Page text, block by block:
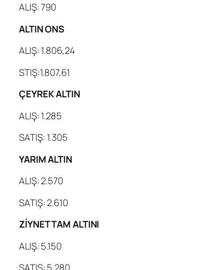
ALIŞ: 790
ALTIN ONS
ALIŞ: 1.806,24
STIŞ:1.807,61
ÇEYREK ALTIN
ALIŞ: 1.285
SATIŞ: 1.305
YARIM ALTIN
ALIŞ: 2.570
SATIŞ: 2.610
ZİYNET TAM ALTINI
ALIŞ: 5.150